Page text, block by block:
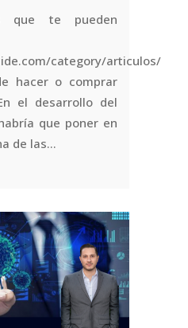
que te pueden
category/articulos/
hacer o comprar
el desarrollo del
que poner en
de las...